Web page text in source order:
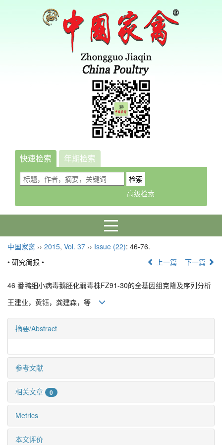
快速检索 年期检索
中国家禽 ›› 2015, Vol. 37 ›› Issue (22): 46-76.
• 研究简报 •
上一篇 下一篇
46 番鸭细小病毒鹅胚化弱毒株FZ91-30的全基因组克隆及序列分析
王建业，黄钰，龚建森，等
摘要/Abstract
参考文献
相关文章 0
Metrics
本文评价